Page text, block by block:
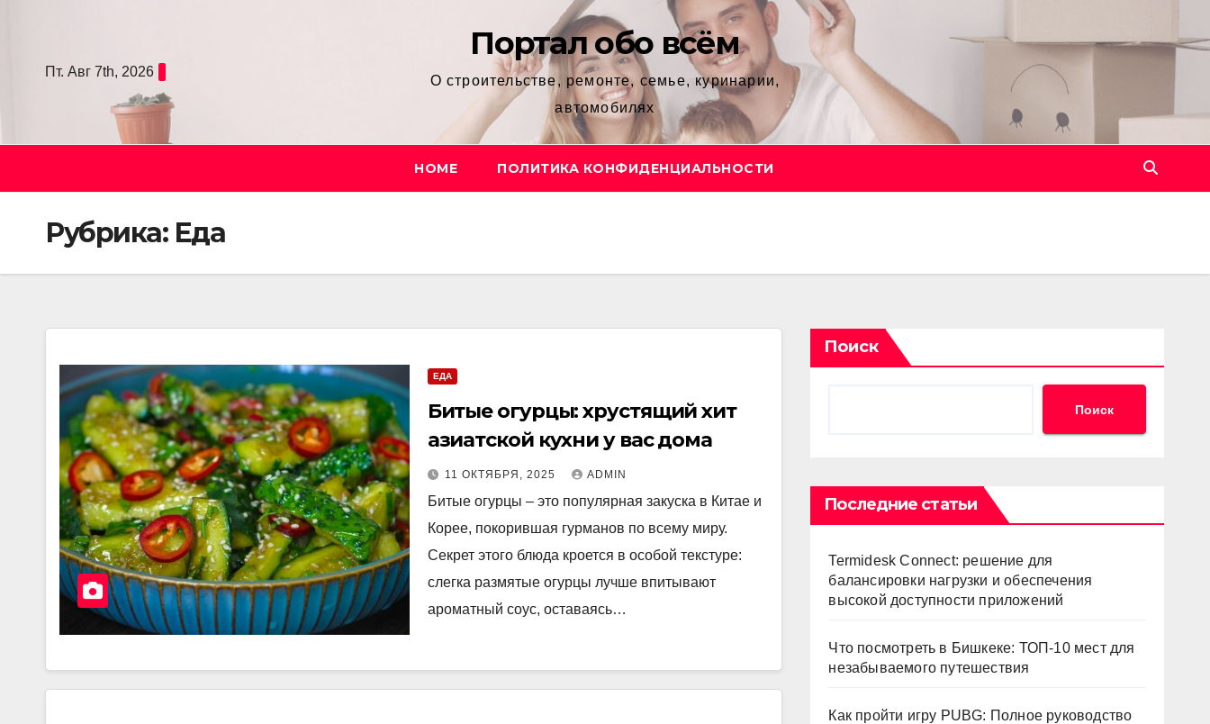
Пт. Авг 7th, 2026
Портал обо всём
О строительстве, ремонте, семье, куринарии,
автомобилях
HOME ПОЛИТИКА КОНФИДЕНЦИАЛЬНОСТИ
Рубрика: Еда
ЕДА
Битые огурцы: хрустящий хит
азиатской кухни у вас дома
11 ОКТЯБРЯ, 2025 ADMIN
Битые огурцы – это популярная закуска в Китае и
Корее, покорившая гурманов по всему миру.
Секрет этого блюда кроется в особой текстуре:
слегка размятые огурцы лучше впитывают
ароматный соус, оставаясь…
Поиск
Поиск
Последние статьи
Termidesk Connect: решение для
балансировки нагрузки и обеспечения
высокой доступности приложений
Что посмотреть в Бишкеке: ТОП-10 мест для
незабываемого путешествия
Как пройти игру PUBG: Полное руководство